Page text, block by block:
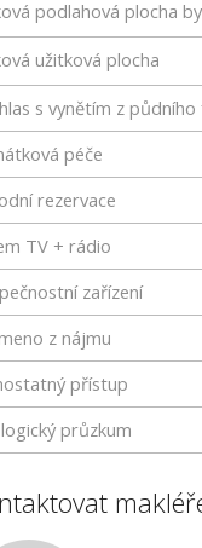
podlahová plocha
užitková plocha
s vynětím z půdního
péče
rezervace
TV + rádio
zařízení
z nájmu
přístup
průzkum